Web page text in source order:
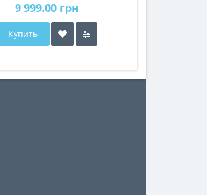
9 999.00 грн
Купить